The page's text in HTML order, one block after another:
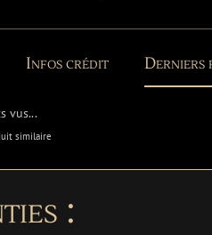
Infos crédit Derniers
vus...
similaire
: